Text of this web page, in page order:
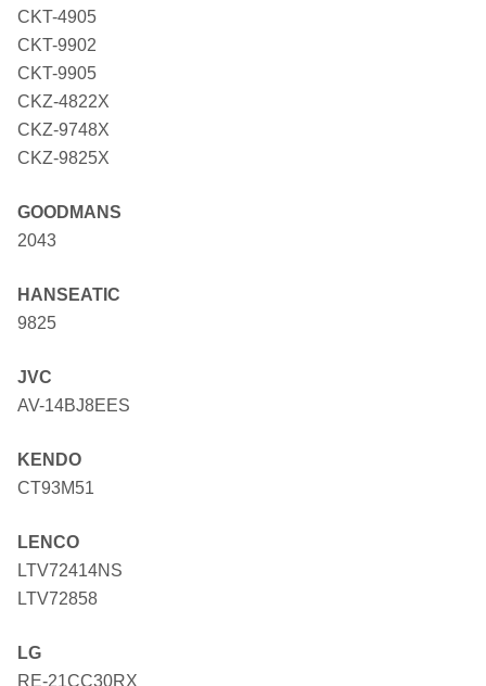
CKT-4905
CKT-9902
CKT-9905
CKZ-4822X
CKZ-9748X
CKZ-9825X
GOODMANS
2043
HANSEATIC
9825
JVC
AV-14BJ8EES
KENDO
CT93M51
LENCO
LTV72414NS
LTV72858
LG
RE-21CC30RX